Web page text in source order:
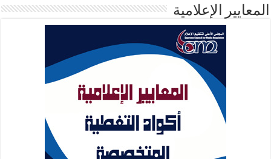
المعايير الإعلامية